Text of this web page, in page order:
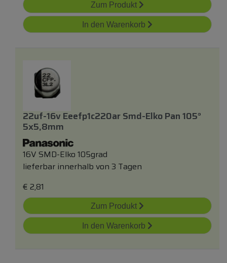
Zum Produkt
In den Warenkorb
22uf-16v Eeefp1c220ar Smd-Elko Pan 105°
5x5,8mm
16V SMD-Elko 105grad
lieferbar innerhalb von 3 Tagen
€ 2,81
Zum Produkt
In den Warenkorb